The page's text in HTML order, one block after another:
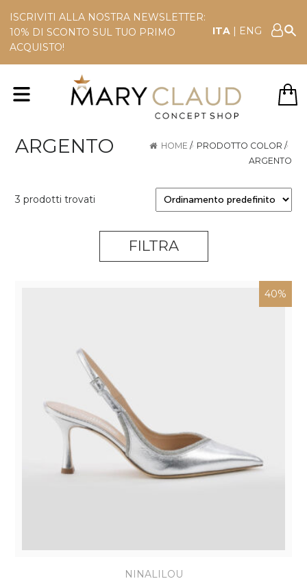
ISCRIVITI ALLA NOSTRA NEWSLETTER:
10% DI SCONTO SUL TUO PRIMO
ACQUISTO!
ITA | ENG
ARGENTO HOME / PRODOTTO COLOR /
ARGENTO
3 prodotti trovati
FILTRA
40%
NINALILOU